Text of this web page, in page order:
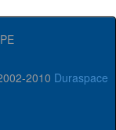
2010 Duraspace